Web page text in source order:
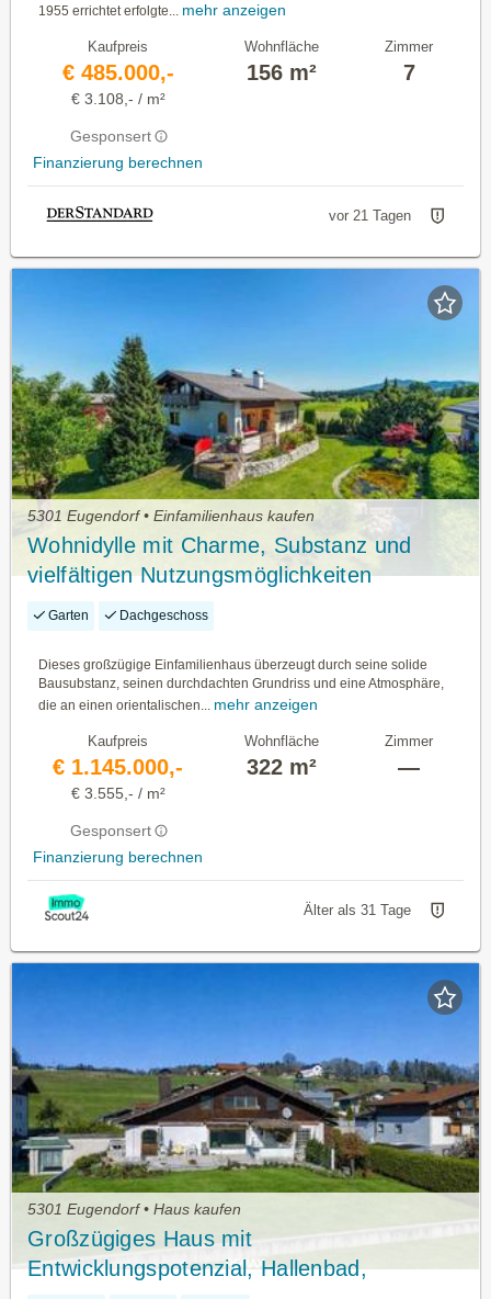
1955 errichtet erfolgte... mehr anzeigen
Kaufpreis
€ 485.000,-
€ 3.108,- / m²
Gesponsert
Finanzierung berechnen
Wohnfläche
156 m²
Zimmer
7
vor 21 Tagen
5301 Eugendorf • Einfamilienhaus kaufen
Wohnidylle mit Charme, Substanz und
vielfältigen Nutzungsmöglichkeiten
Garten Dachgeschoss
Dieses großzügige Einfamilienhaus überzeugt durch seine solide
Bausubstanz, seinen durchdachten Grundriss und eine Atmosphäre,
die an einen orientalischen...
mehr anzeigen
Kaufpreis
€ 1.145.000,-
€ 3.555,- / m²
Gesponsert
Finanzierung berechnen
Wohnfläche
322 m²
Zimmer
—
Älter als 31 Tage
5301 Eugendorf • Haus kaufen
Großzügiges Haus mit
Entwicklungspotenzial, Hallenbad,